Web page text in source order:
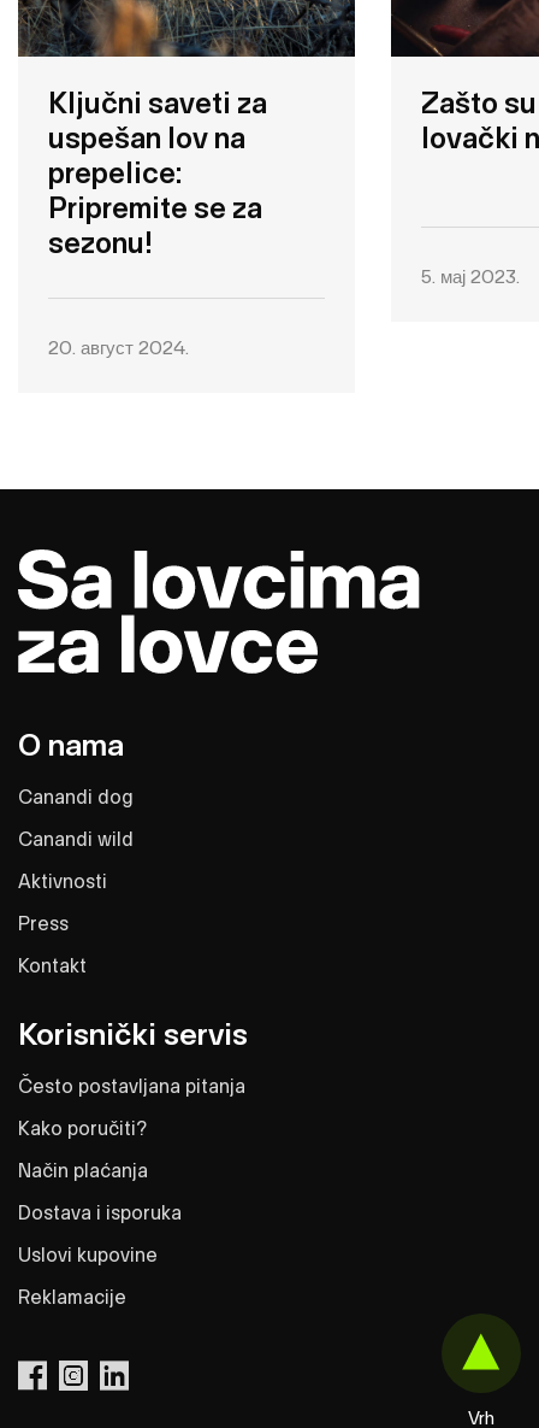
Ključni saveti za
uspešan lov na
prepelice:
Pripremite se za
sezonu!
20. август 2024.
Zašto
lovački
5. мај 2023.
Vrh
Korisnički servis
Često postavljana pitanja
Kako poručiti?
Način plaćanja
Dostava i isporuka
Uslovi kupovine
Reklamacije
O nama
Canandi dog
Canandi wild
Aktivnosti
Press
Kontakt